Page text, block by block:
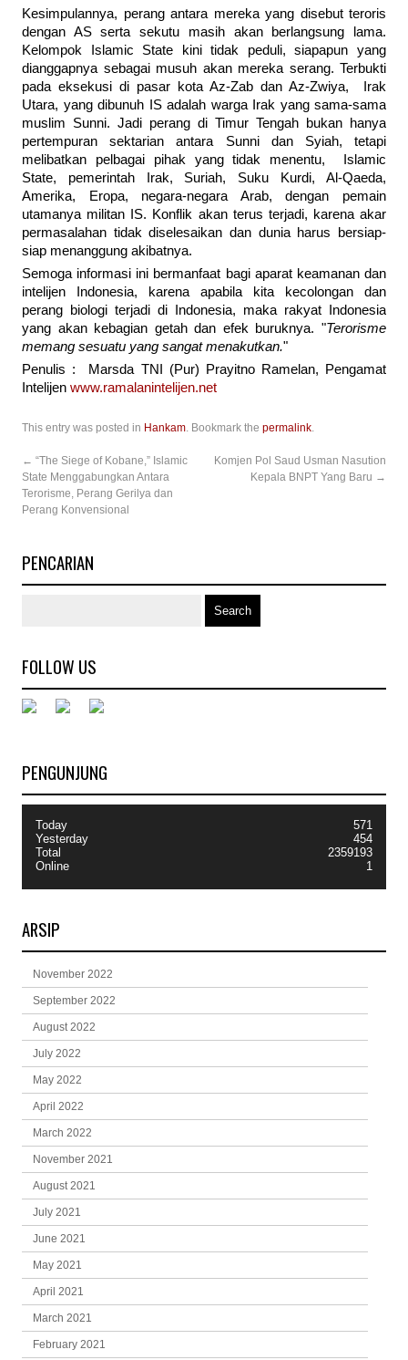
Kesimpulannya, perang antara mereka yang disebut teroris
dengan AS serta sekutu masih akan berlangsung lama.
Kelompok Islamic State kini tidak peduli, siapapun yang
dianggapnya sebagai musuh akan mereka serang. Terbukti
pada eksekusi di pasar kota Az-Zab dan Az-Zwiya, Irak
Utara, yang dibunuh IS adalah warga Irak yang sama-sama
muslim Sunni. Jadi perang di Timur Tengah bukan hanya
pertempuran sektarian antara Sunni dan Syiah, tetapi
melibatkan pelbagai pihak yang tidak menentu, Islamic
State, pemerintah Irak, Suriah, Suku Kurdi, Al-Qaeda,
Amerika, Eropa, negara-negara Arab, dengan pemain
utamanya militan IS. Konflik akan terus terjadi, karena akar
permasalahan tidak diselesaikan dan dunia harus bersiap-
siap menanggung akibatnya.
Semoga informasi ini bermanfaat bagi aparat keamanan dan
intelijen Indonesia, karena apabila kita kecolongan dan
perang biologi terjadi di Indonesia, maka rakyat Indonesia
yang akan kebagian getah dan efek buruknya. "Terorisme
memang sesuatu yang sangat menakutkan."
Penulis : Marsda TNI (Pur) Prayitno Ramelan, Pengamat
Intelijen www.ramalanintelijen.net
This entry was posted in Hankam. Bookmark the permalink.
← “The Siege of Kobane,” Islamic
State Menggabungkan Antara
Terorisme, Perang Gerilya dan
Perang Konvensional
Komjen Pol Saud Usman Nasution
Kepala BNPT Yang Baru →
PENCARIAN
FOLLOW US
PENGUNJUNG
Today
Yesterday
Total
Online
571
454
2359193
1
ARSIP
November 2022
September 2022
August 2022
July 2022
May 2022
April 2022
March 2022
November 2021
August 2021
July 2021
June 2021
May 2021
April 2021
March 2021
February 2021